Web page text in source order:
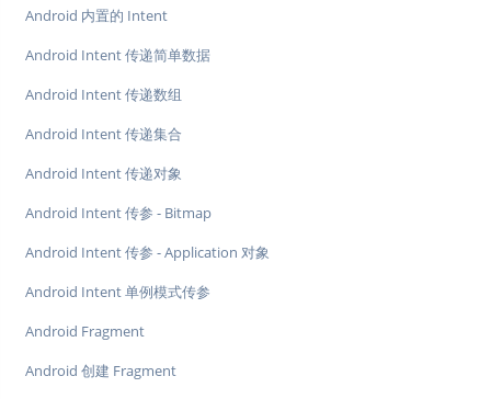
Android 内置的 Intent
Android Intent 传递简单数据
Android Intent 传递数组
Android Intent 传递集合
Android Intent 传递对象
Android Intent 传参 - Bitmap
Android Intent 传参 - Application 对象
Android Intent 单例模式传参
Android Fragment
Android 创建 Fragment